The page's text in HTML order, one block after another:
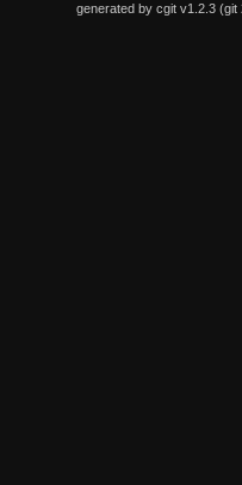
generated by cgit v1.2.3(git